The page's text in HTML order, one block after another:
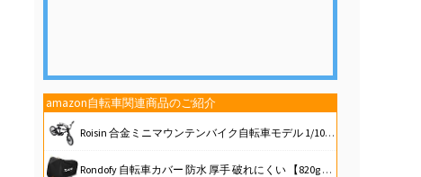
amazon自転車関連商品のご紹介
Roisin 合金ミニマウンテンバイク自転車モデル 1/10 RC クローラー 10 4 D90 CC01 装飾用、ブラック
Rondofy 自転車カバー 防水 厚手 破れにくい 【820g 420D 厚手モデル】【 使い捨てバイクカバーにサヨナラ！】 最新型 4箇ワンタッチバックル 風飛び防止 全天候対応 雨避け UV加工 盗難防止 29インチまで対応